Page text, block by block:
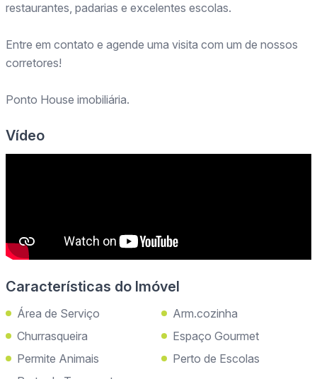
restaurantes, padarias e excelentes escolas.
Entre em contato e agende uma visita com um de nossos
corretores!
Ponto House imobiliária.
Vídeo
Características do Imóvel
Área de Serviço
Arm.cozinha
Churrasqueira
Espaço Gourmet
Permite Animais
Perto de Escolas